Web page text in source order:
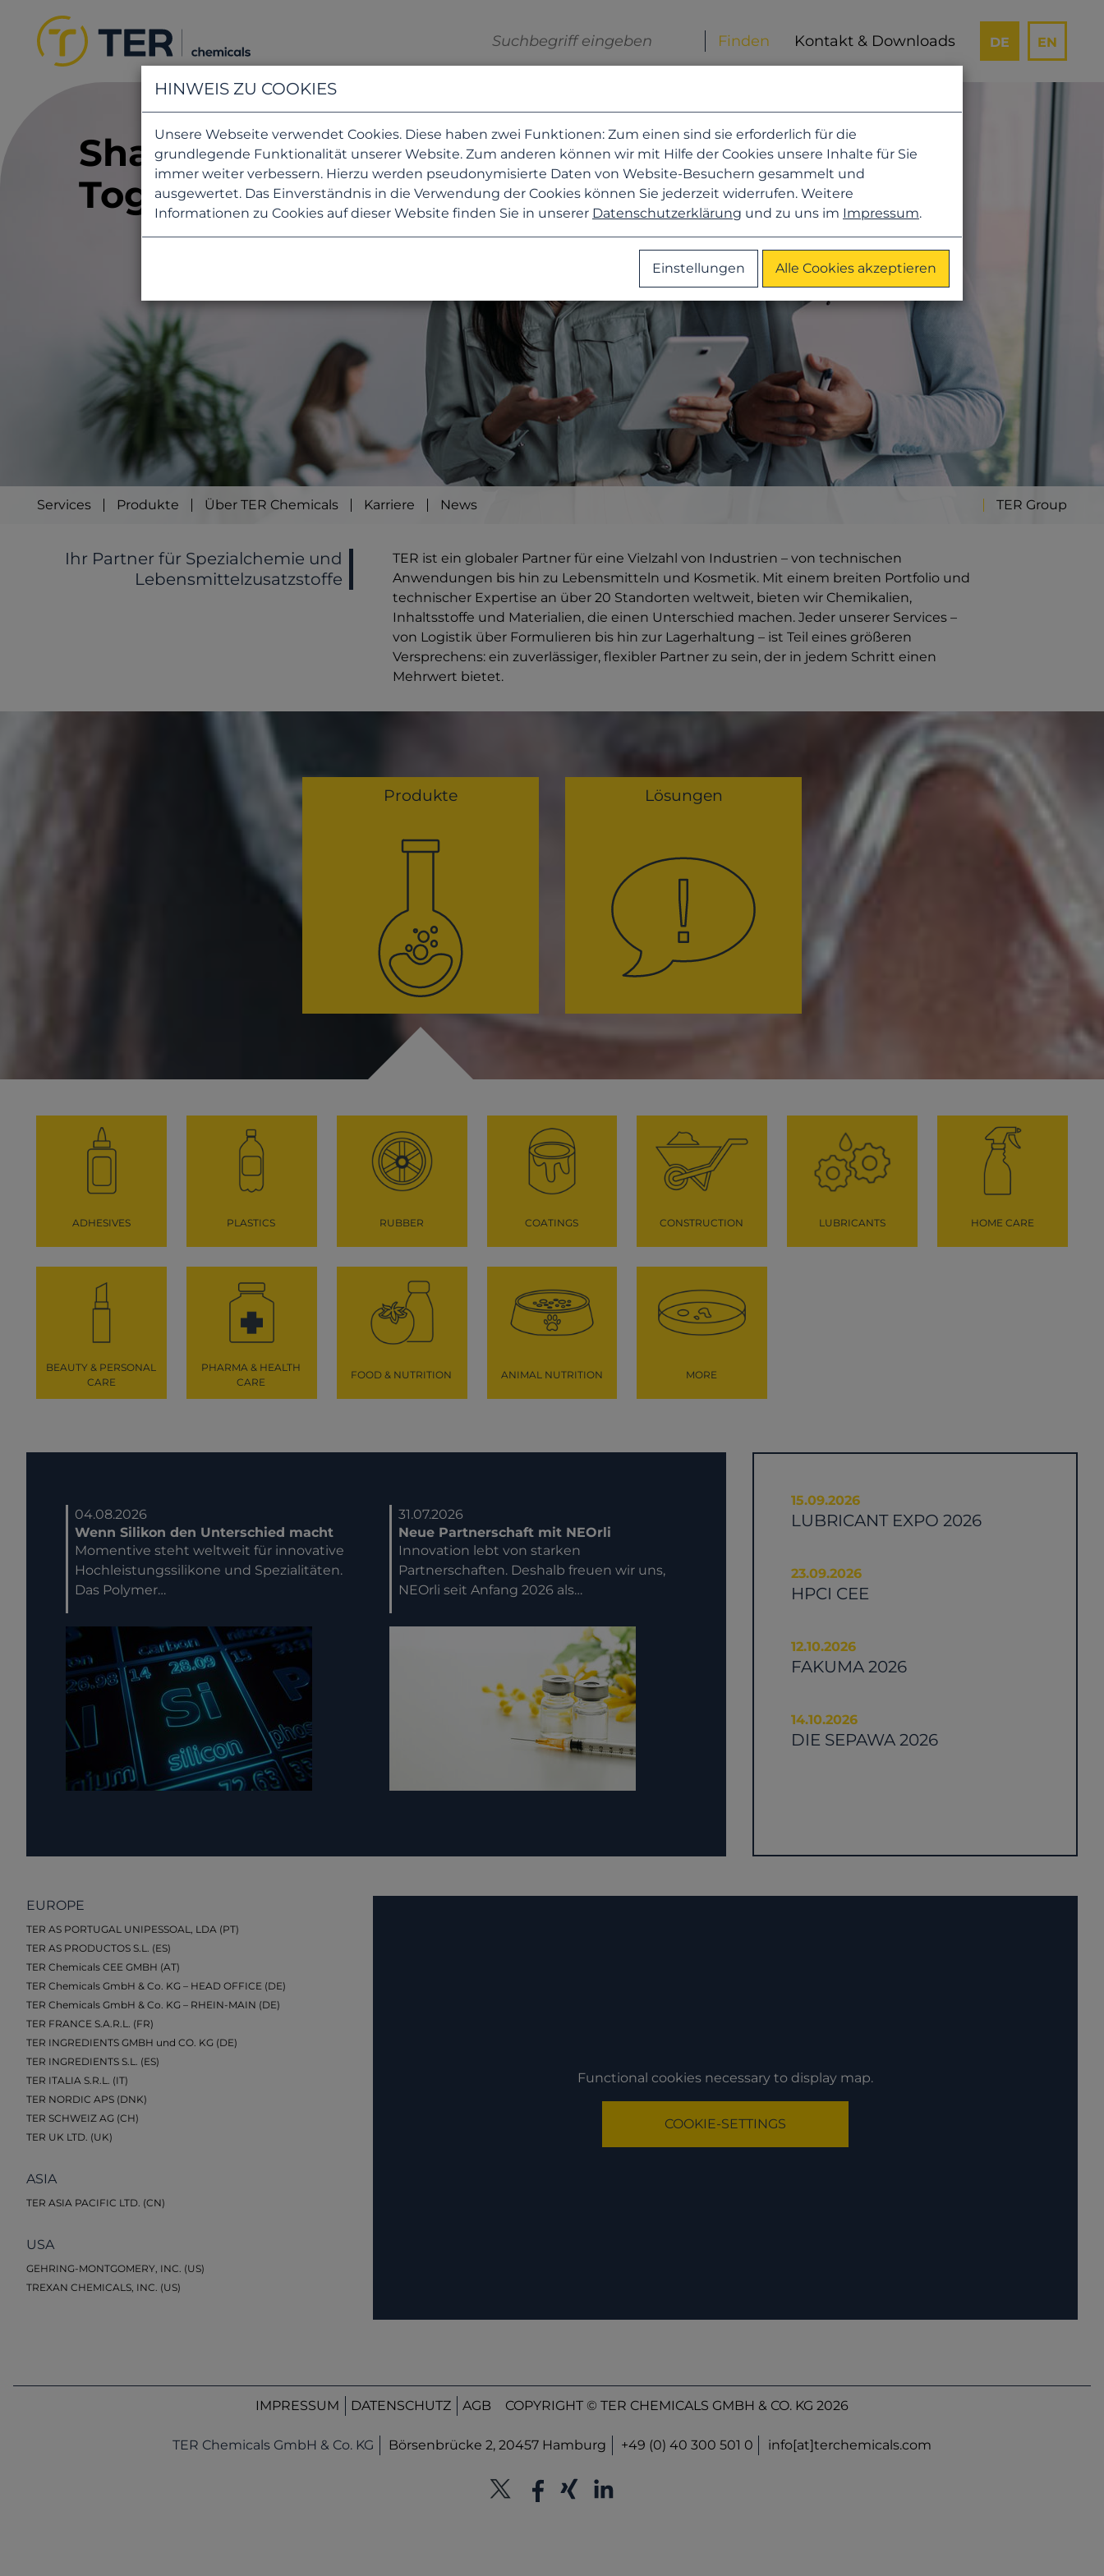
Kontakt & Downloads DE EN
Shaping tomorrow.
Together.
Services Produkte Über TER Chemicals Karriere News TER Group
Ihr Partner für Spezialchemie und
Lebensmittelzusatzstoffe
TER ist ein globaler Partner für eine Vielzahl von Industrien – von technischen
Anwendungen bis hin zu Lebensmitteln und Kosmetik. Mit einem breiten Portfolio und
technischer Expertise an über 20 Standorten weltweit, bieten wir Chemikalien,
Inhaltsstoffe und Materialien, die einen Unterschied machen. Jeder unserer Services –
von Logistik über Formulieren bis hin zur Lagerhaltung – ist Teil eines größeren
Versprechens: ein zuverlässiger, flexibler Partner zu sein, der in jedem Schritt einen
Mehrwert bietet.
Produkte Lösungen
ADHESIVES PLASTICS RUBBER COATINGS CONSTRUCTION LUBRICANTS HOME CARE
BEAUTY & PERSONAL
CARE
PHARMA & HEALTH
CARE
FOOD & NUTRITION ANIMAL NUTRITION MORE
04.08.2026
Wenn Silikon den Unterschied macht
Momentive steht weltweit für innovative
Hochleistungssilikone und Spezialitäten.
Das Polymer…
31.07.2026
Neue Partnerschaft mit NEOrli
Innovation lebt von starken
Partnerschaften. Deshalb freuen wir uns,
NEOrli seit Anfang 2026 als…
15.09.2026
LUBRICANT EXPO 2026
23.09.2026
HPCI CEE
12.10.2026
FAKUMA 2026
14.10.2026
DIE SEPAWA 2026
EUROPE
TER AS PORTUGAL UNIPESSOAL, LDA (PT)
TER AS PRODUCTOS S.L. (ES)
TER Chemicals CEE GMBH (AT)
TER Chemicals GmbH & Co. KG – HEAD OFFICE (DE)
TER Chemicals GmbH & Co. KG – RHEIN-MAIN (DE)
TER FRANCE S.A.R.L. (FR)
TER INGREDIENTS GMBH und CO. KG (DE)
TER INGREDIENTS S.L. (ES)
TER ITALIA S.R.L. (IT)
TER NORDIC APS (DNK)
TER SCHWEIZ AG (CH)
TER UK LTD. (UK)
ASIA
TER ASIA PACIFIC LTD. (CN)
USA
GEHRING-MONTGOMERY, INC. (US)
TREXAN CHEMICALS, INC. (US)
Functional cookies necessary to display map.
COOKIE-SETTINGS
IMPRESSUM DATENSCHUTZ AGB COPYRIGHT © TER CHEMICALS GMBH & CO. KG 2026
TER Chemicals GmbH & Co. KG Börsenbrücke 2, 20457 Hamburg +49 (0) 40 300 501 0 info[at]terchemicals.com
HINWEIS ZU COOKIES
Unsere Webseite verwendet Cookies. Diese haben zwei Funktionen: Zum einen sind sie erforderlich für die
grundlegende Funktionalität unserer Website. Zum anderen können wir mit Hilfe der Cookies unsere Inhalte für Sie
immer weiter verbessern. Hierzu werden pseudonymisierte Daten von Website-Besuchern gesammelt und
ausgewertet. Das Einverständnis in die Verwendung der Cookies können Sie jederzeit widerrufen. Weitere
Informationen zu Cookies auf dieser Website finden Sie in unserer Datenschutzerklärung und zu uns im Impressum.
Einstellungen Alle Cookies akzeptieren